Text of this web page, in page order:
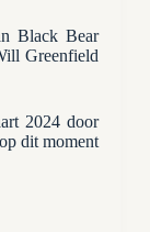
Black Bear
Greenfield
2024 door
dit moment